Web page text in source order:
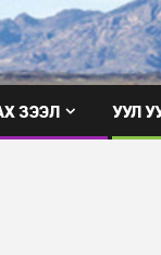
ЗЭЭЛ УУЛ